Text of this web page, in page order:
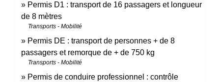
Permis D1 : transport de 16 passagers et longueur
de 8 mètres
Transports - Mobilité
Permis DE : transport de personnes + de 8
passagers et remorque de + de 750 kg
Transports - Mobilité
Permis de conduire professionnel : contrôle